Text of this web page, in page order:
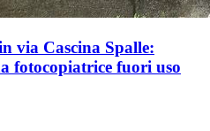
via Cascina Spalle:
fotocopiatrice fuori uso